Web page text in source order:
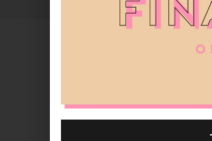
人気ワード